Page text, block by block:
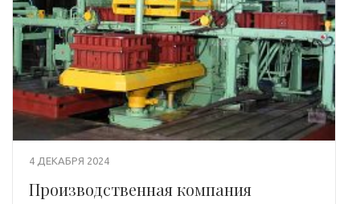
4 ДЕКАБРЯ 2024
Производственная компания